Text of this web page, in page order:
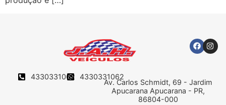
4330331062 4330331062
Av. Carlos Schmidt, 69 - Jardim
Apucarana Apucarana - PR,
86804-000